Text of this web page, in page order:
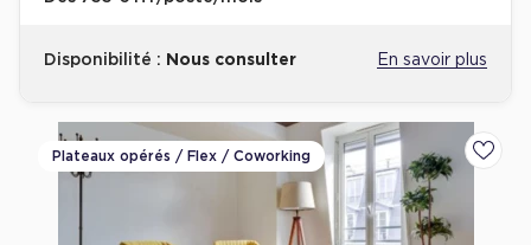
Disponibilité : Nous consulter En savoir plus
Plateaux opérés / Flex / Coworking